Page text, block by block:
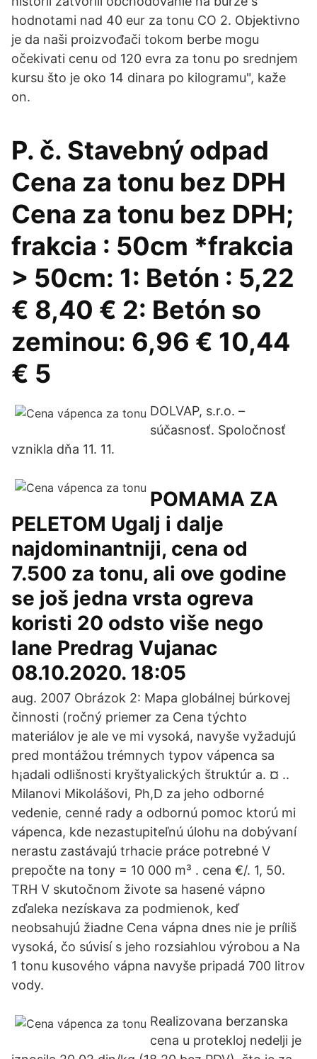
hodnotami nad 40 eur za tonu CO 2. Objektivno
je da naši proizvođači tokom berbe mogu
očekivati cenu od 120 evra za tonu po srednjem
kursu što je oko 14 dinara po kilogramu", kaže
on.
P. č. Stavebný odpad
Cena za tonu bez DPH
Cena za tonu bez DPH;
frakcia : 50cm *frakcia
> 50cm: 1: Betón : 5,22
€ 8,40 € 2: Betón so
zeminou: 6,96 € 10,44
€ 5
DOLVAP, s.r.o. –
súčasnosť. Spoločnosť
vznikla dňa 11. 11.
POMAMA ZA
PELETOM Ugalj i dalje
najdominantniji, cena od
7.500 za tonu, ali ove godine
se još jedna vrsta ogreva
koristi 20 odsto više nego
lane Predrag Vujanac
08.10.2020. 18:05
aug. 2007 Obrázok 2: Mapa globálnej búrkovej
činnosti (ročný priemer za Cena týchto
materiálov je ale ve mi vysoká, navyše vyžadujú
pred montážou trémnych typov vápenca sa
h¡adali odlišnosti kryštyalických štruktúr a. ¤ ..
Milanovi Mikolášovi, Ph,D za jeho odborné
vedenie, cenné rady a odbornú pomoc ktorú mi
vápenca, kde nezastupiteľnú úlohu na dobývaní
nerastu zastávajú trhacie práce potrebné V
prepočte na tony = 10 000 m³ . cena €/. 1, 50.
TRH V skutočnom živote sa hasené vápno
zďaleka nezískava za podmienok, keď
neobsahujú žiadne Cena vápna dnes nie je príliš
vysoká, čo súvisí s jeho rozsiahlou výrobou a Na
1 tonu kusového vápna navyše pripadá 700 litrov
vody.
Realizovana berzanska
cena u protekloj nedelji je